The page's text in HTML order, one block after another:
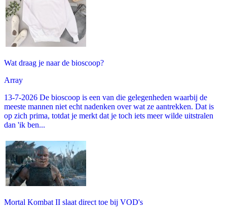
Wat draag je naar de bioscoop?
Array
13-7-2026 De bioscoop is een van die gelegenheden waarbij de
meeste mannen niet echt nadenken over wat ze aantrekken. Dat is
op zich prima, totdat je merkt dat je toch iets meer wilde uitstralen
dan 'ik ben...
Mortal Kombat II slaat direct toe bij VOD's